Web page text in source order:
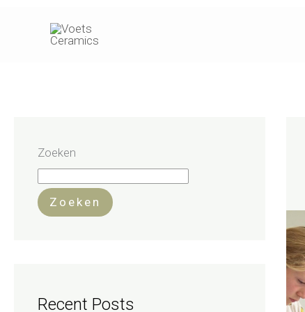
Zoeken
Zoeken
Recent Posts